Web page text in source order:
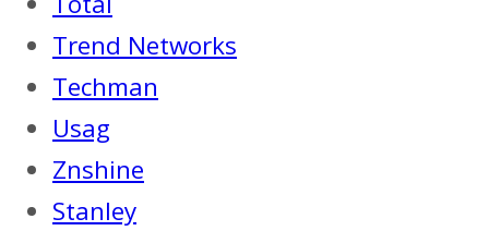
Trend Networks
Techman
Usag
Znshine
Stanley